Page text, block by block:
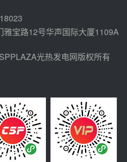
雅宝路12号华声国际大厦1109A
光热发电网版权所有